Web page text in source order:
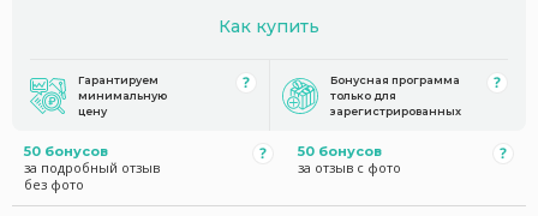
Как купить
Гарантируем
минимальную
цену
Бонусная программа
только для
зарегистрированных
50 бонусов
за подробный отзыв
без фото
50 бонусов
за отзыв с фото